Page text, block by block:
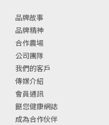
品牌故事
品牌精神
合作農場
公司團隊
我們的客戶
傳媒介紹
會員通訊
餸您健康網誌
成為合作伙伴